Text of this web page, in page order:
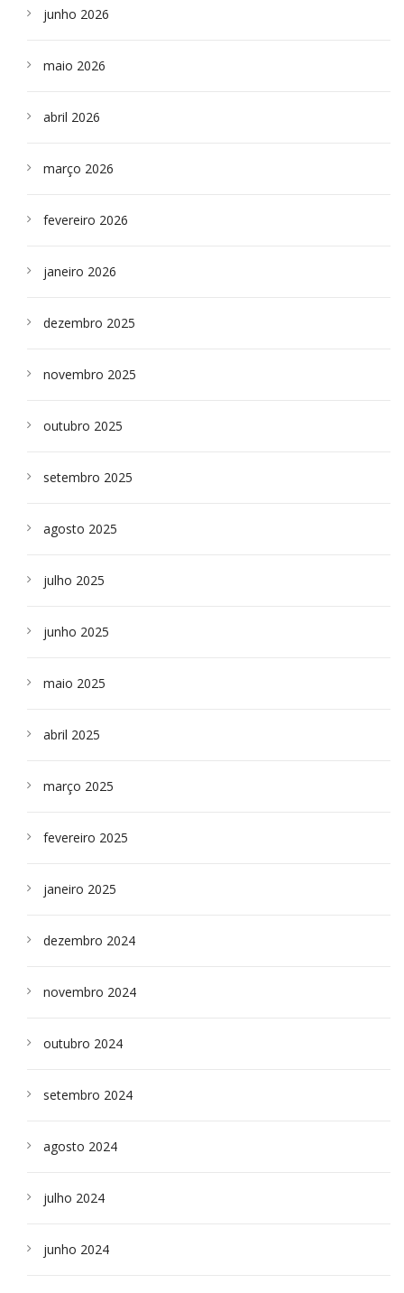
junho 2026
maio 2026
abril 2026
março 2026
fevereiro 2026
janeiro 2026
dezembro 2025
novembro 2025
outubro 2025
setembro 2025
agosto 2025
julho 2025
junho 2025
maio 2025
abril 2025
março 2025
fevereiro 2025
janeiro 2025
dezembro 2024
novembro 2024
outubro 2024
setembro 2024
agosto 2024
julho 2024
junho 2024